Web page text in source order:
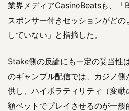
業界メディアCasinoBeatsも、「
スポンサー付きセッションがど
していない」と指摘した。
Stake側の反論にも一定の妥当性
のギャンブル配信では、カジノ側
供し、ハイボラティリティ（変動
額ベットでプレイさせるのが一般